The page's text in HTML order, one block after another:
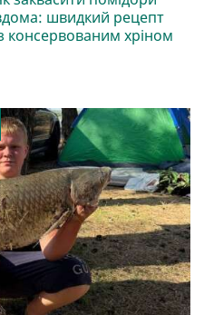
швидкий рецепт
консервованим хріном